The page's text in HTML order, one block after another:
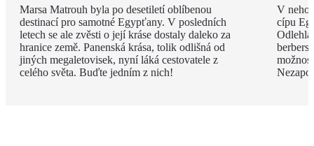
Marsa Matrouh byla po desetiletí oblíbenou
destinací pro samotné Egypťany. V posledních
letech se ale zvěsti o její kráse dostaly daleko za
hranice země. Panenská krása, tolik odlišná od
jiných megaletovisek, nyní láká cestovatele z
celého světa. Buďte jedním z nich!
V
cípu
Odlehlá